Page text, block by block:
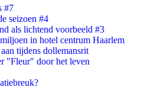
#7
seizoen #4
als lichtend voorbeeld #3
in hotel centrum Haarlem
tijdens dollemansrit
"Fleur" door het leven